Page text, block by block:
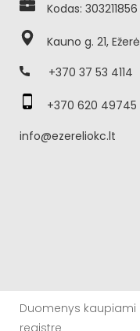
Kodas: 303211856
Kauno g. 21,
+370 37 53 4114
+370 620 49745
info@ezereliokc.lt
Duomenys